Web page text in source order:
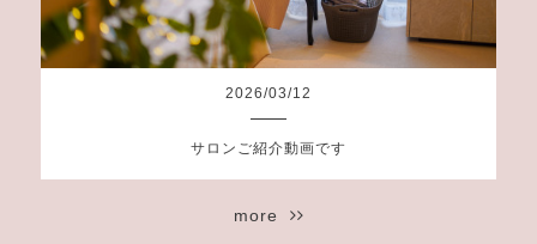
2026/03/12
サロンご紹介動画です
more